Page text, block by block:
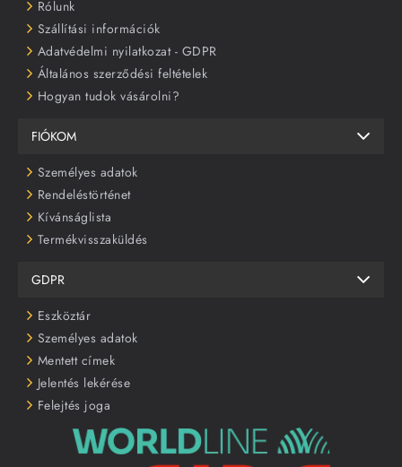
Rólunk
Szállítási információk
Adatvédelmi nyilatkozat - GDPR
Általános szerződési feltételek
Hogyan tudok vásárolni?
FIÓKOM
Személyes adatok
Rendeléstörténet
Kívánságlista
Termékvisszaküldés
GDPR
Eszköztár
Személyes adatok
Mentett címek
Jelentés lekérése
Felejtés joga